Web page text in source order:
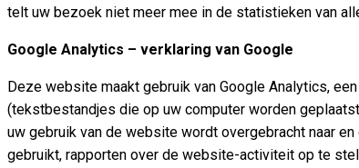
telt uw bezoek niet meer mee in de statistieken van
Google Analytics – verklaring van Google
Deze website maakt gebruik van Google Analytics,
(tekstbestandjes die op uw computer worden
uw gebruik van de website wordt overgebracht naar
gebruikt, rapporten over de website-activiteit op te